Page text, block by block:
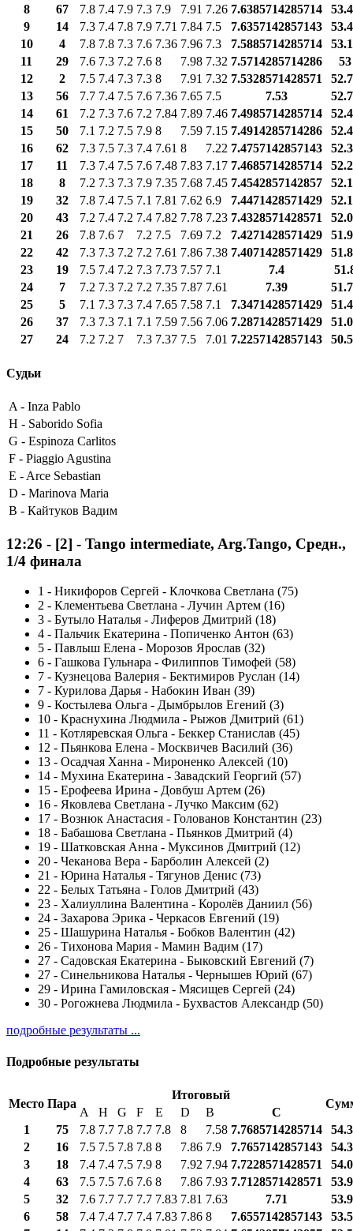
8
67 7.8 7.4 7.9 7.3 7.9 7.91 7.26 7.6385714285714
9
14 7.3 7.4 7.8 7.9 7.71 7.84 7.5 7.6357142857143
10
4 7.8 7.8 7.3 7.6 7.36 7.96 7.3 7.5885714285714
11
29 7.6 7.3 7.2 7.6 8 7.98 7.32 7.5714285714286
53
12
2 7.5 7.4 7.3 7.3 8 7.91 7.32 7.5328571428571
13
56 7.7 7.4 7.5 7.6 7.36 7.65 7.5 7.53
14
61 7.2 7.3 7.6 7.2 7.84 7.89 7.46 7.4985714285714
15
50 7.1 7.2 7.5 7.9 8 7.59 7.15 7.4914285714286
16
62 7.3 7.5 7.3 7.4 7.61 8 7.22 7.4757142857143
17
11 7.3 7.4 7.5 7.6 7.48 7.83 7.17 7.4685714285714
18
8 7.2 7.3 7.3 7.9 7.35 7.68 7.45 7.4542857142857
19
32 7.8 7.4 7.5 7.1 7.81 7.62 6.9 7.4471428571429
20
43 7.2 7.4 7.2 7.4 7.82 7.78 7.23 7.4328571428571
21
26 7.8 7.6 7 7.2 7.5 7.69 7.2 7.4271428571429
22
42 7.3 7.3 7.2 7.2 7.61 7.86 7.38 7.4071428571429
23
19 7.5 7.4 7.2 7.3 7.73 7.57 7.1 7.4
24
7 7.2 7.3 7.2 7.2 7.35 7.87 7.61 7.39
25
5 7.1 7.3 7.3 7.4 7.65 7.58 7.1 7.3471428571429
26
37 7.3 7.3 7.1 7.1 7.59 7.56 7.06 7.2871428571429
27
24 7.2 7.2 7 7.3 7.37 7.5 7.01 7.2257142857143
Судьи
A - Inza Pablo
H - Saborido Sofia
G - Espinoza Carlitos
F - Piaggio Agustina
E - Arce Sebastian
D - Marinova Maria
B - Кайтуков Вадим
12:26 - [2] - Tango intermediate, Arg.Tango, Средн.,
1/4 финала
1 - Никифоров Сергей - Клочкова Светлана (75)
2 - Клементьева Светлана - Лучин Артем (16)
3 - Бутыло Наталья - Лиферов Дмитрий (18)
4 - Пальчик Екатерина - Попиченко Антон (63)
5 - Павлыш Елена - Морозов Ярослав (32)
6 - Гашкова Гульнара - Филиппов Тимофей (58)
7 - Кузнецова Валерия - Бектимиров Руслан (14)
7 - Курилова Дарья - Набокин Иван (39)
9 - Костылева Ольга - Дымбрылов Егений (3)
10 - Краснухина Людмила - Рыжов Дмитрий (61)
11 - Котляревская Ольга - Беккер Станислав (45)
12 - Пьянкова Елена - Москвичев Василий (36)
13 - Осадчая Ханна - Мироненко Алексей (10)
14 - Мухина Екатерина - Завадский Георгий (57)
15 - Ерофеева Ирина - Довбуш Артем (26)
16 - Яковлева Светлана - Лучко Максим (62)
17 - Вознюк Анастасия - Голованов Константин (23)
18 - Бабашова Светлана - Пьянков Дмитрий (4)
19 - Шатковская Анна - Муксинов Дмитрий (12)
20 - Чеканова Вера - Барболин Алексей (2)
21 - Юрина Наталья - Тягунов Денис (73)
22 - Белых Татьяна - Голов Дмитрий (43)
23 - Халиуллина Валентина - Королёв Даниил (56)
24 - Захарова Эрика - Черкасов Евгений (19)
25 - Шашурина Наталья - Бобков Валентин (42)
26 - Тихонова Мария - Мамин Вадим (17)
27 - Садовская Екатерина - Быковский Евгений (7)
27 - Синельникова Наталья - Чернышев Юрий (67)
29 - Ирина Гамиловская - Мясищев Сергей (24)
30 - Рогожнева Людмила - Бухвастов Александр (50)
подробные результаты ...
Подробные результаты
Место Пара
Итоговый
A H G F E D B
С
1
75 7.8 7.7 7.8 7.7 7.8 8 7.58 7.7685714285714
2
16 7.5 7.5 7.8 7.8 8 7.86 7.9 7.7657142857143
3
18 7.4 7.4 7.5 7.9 8 7.92 7.94 7.7228571428571
4
63 7.5 7.5 7.6 7.6 8 7.86 7.93 7.7128571428571
5
32 7.6 7.7 7.7 7.7 7.83 7.81 7.63 7.71
6
58 7.4 7.4 7.7 7.4 7.83 7.86 8 7.6557142857143